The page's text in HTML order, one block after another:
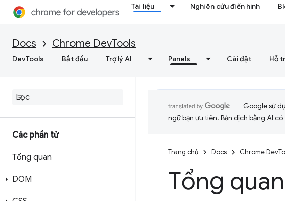
Tài liệu Nghiên cứu điển hình
Docs Chrome DevTools
DevTools Bắt đầu Trợ lý AI Panels Cài đặt Hỗ
Các phần tử
Tổng quan
DOM
Google sử
ngữ bạn ưu tiên. Bản dịch bằng AI có
Trang chủ Docs Chrome
Tổng